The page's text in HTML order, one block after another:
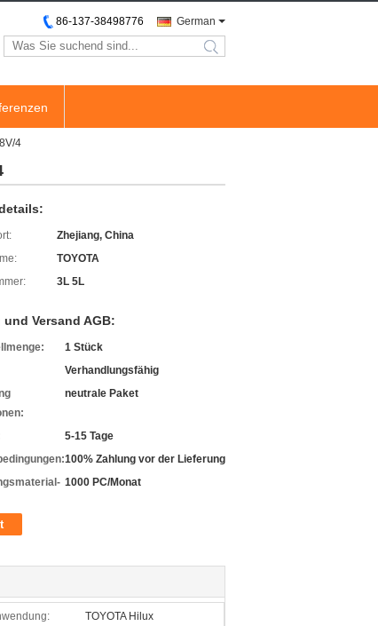
German
86-137-38498776
search
4
Zhejiang, China
TOYOTA
3L 5L
Versand AGB:
1 Stück
Verhandlungsfähig
neutrale Paket
5-15 Tage
100% Zahlung vor der Lieferung
1000 PC/Monat
TOYOTA Hilux